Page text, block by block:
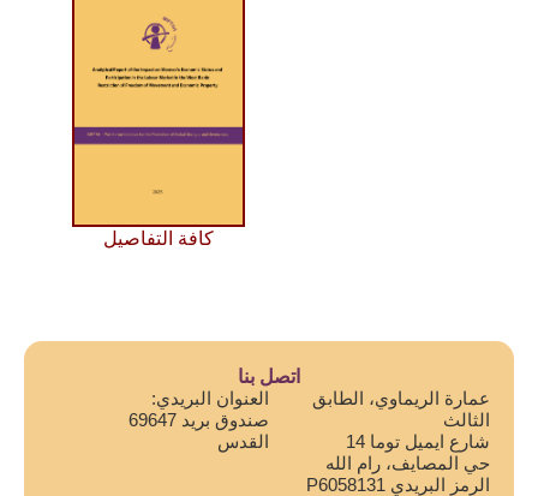
كافة التفاصيل
اتصل بنا
العنوان البريدي:
صندوق بريد 69647
القدس
عمارة الريماوي، الطابق
الثالث
شارع ايميل توما 14
حي المصايف، رام الله
الرمز البريدي P6058131